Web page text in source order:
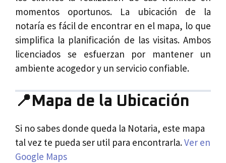
momentos oportunos. La ubicación de la
notaría es fácil de encontrar en el mapa, lo que
simplifica la planificación de las visitas. Ambos
licenciados se esfuerzan por mantener un
ambiente acogedor y un servicio confiable.
📍Mapa de la Ubicación
Si no sabes donde queda la Notaria, este mapa
tal vez te pueda ser util para encontrarla.Ver en
Google Maps